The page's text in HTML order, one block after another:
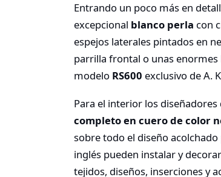
Entrando un poco más en
excepcional blanco perla con
espejos laterales pintados en
parrilla frontal o unas enormes
modelo RS600 exclusivo de A.
Para el interior los
completo en cuero de color
sobre todo el diseño
inglés pueden instalar y
tejidos, diseños, inserciones y